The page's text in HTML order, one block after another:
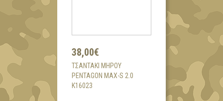
38,00€
ΤΣΑΝΤΑΚΙ ΜΗΡΟΥ
PENTAGON MAX-S 2.0
K16023